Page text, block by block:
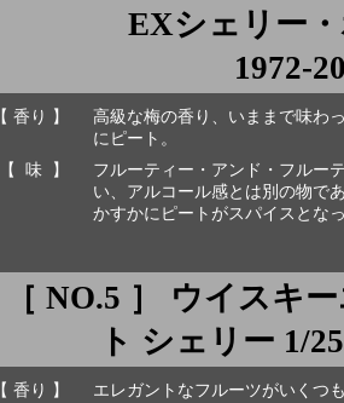
EXシェリー
1972-
【 香り 】
高級な梅の香り、いままで味わ
にピート。
【 味 】
フルーティー・アンド・フルー
い、アルコール感とは別の物で
かすかにピートがスパイスとな
［ NO.5 ］ ウイスキ
ト シェリー 1/
【 香り 】
エレガントなフルーツがいくつ